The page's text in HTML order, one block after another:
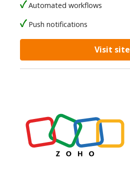
Automated workflows
Push notifications
Visit site